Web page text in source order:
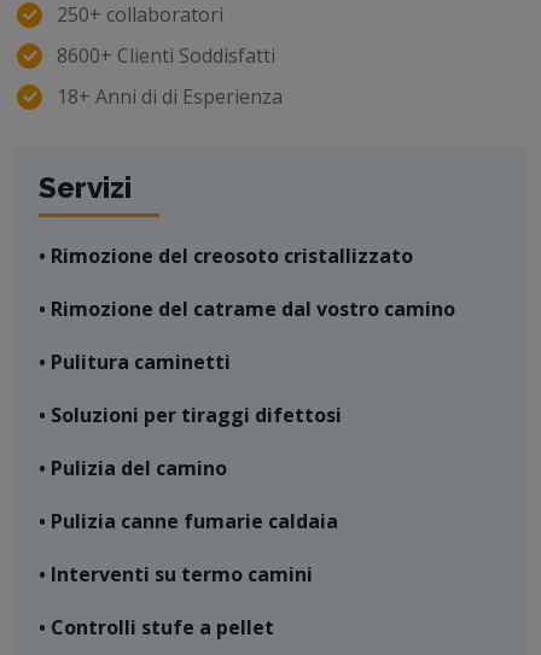
250+ collaboratori
8600+ Clienti Soddisfatti
18+ Anni di di Esperienza
Servizi
• Rimozione del creosoto cristallizzato
• Rimozione del catrame dal vostro camino
• Pulitura caminetti
• Soluzioni per tiraggi difettosi
• Pulizia del camino
• Pulizia canne fumarie caldaia
• Interventi su termo camini
• Controlli stufe a pellet